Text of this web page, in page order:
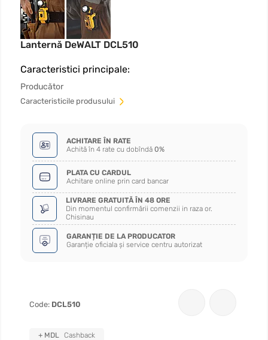
Lanternă DeWALT DCL510
Caracteristici principale:
Producător
Сaracteristicile produsului
ACHITARE ÎN RATE
Achită în 4 rate cu dobîndă 0%
PLATA CU CARDUL
Achitare online prin card bancar
LIVRARE GRATUITĂ ÎN 48 ORE
Din momentul confirmării comenzii in raza or.
Chisinau
GARANȚIE DE LA PRODUCATOR
Garanție oficiala și service centru autorizat
Code: DCL510
+ MDL Cashback